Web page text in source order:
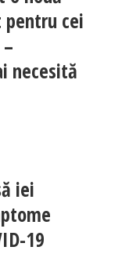
cei
necesită
iei
19